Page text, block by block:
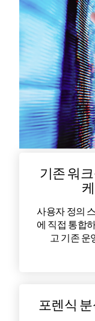
기존 워
사용자 정의
에 직접 통합
고 기존 운
포렌식